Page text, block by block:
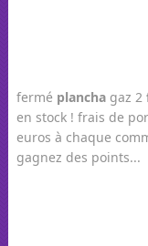
fermé planchagaz 2
en stock ! frais de
euros à chaque
gagnez des points...